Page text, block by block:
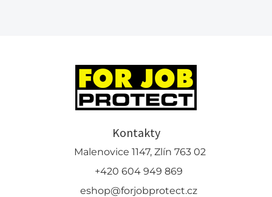
Kontakty
Malenovice 1147, Zlín 763 02
+420 604 949 869
eshop@forjobprotect.cz